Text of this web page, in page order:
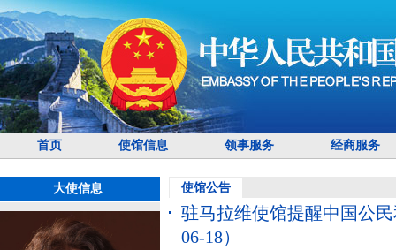
首页 使馆信息 领事服务 经商服务
大使信息 使馆公告
驻马拉维使馆提醒中国公
06-18）